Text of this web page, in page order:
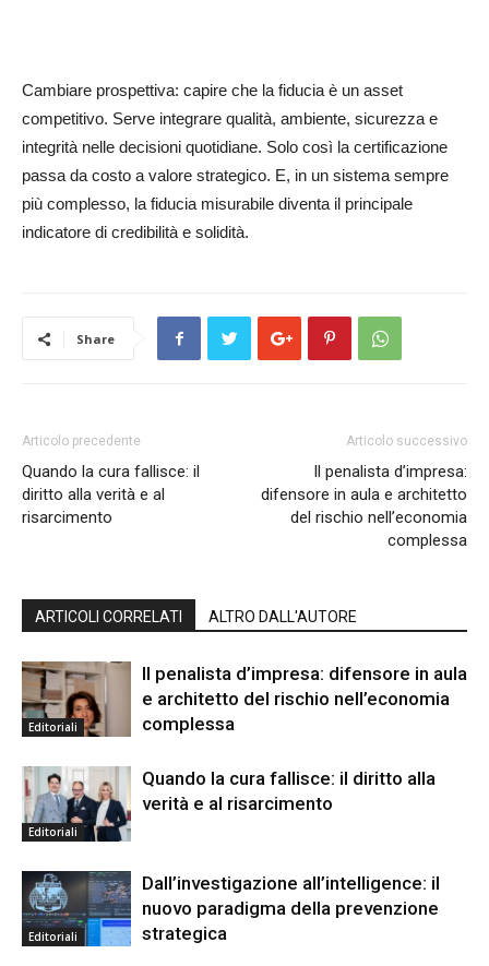
Cambiare prospettiva: capire che la fiducia è un asset
competitivo. Serve integrare qualità, ambiente, sicurezza e
integrità nelle decisioni quotidiane. Solo così la certificazione
passa da costo a valore strategico. E, in un sistema sempre
più complesso, la fiducia misurabile diventa il principale
indicatore di credibilità e solidità.
Share
Articolo precedente
Quando la cura fallisce: il
diritto alla verità e al
risarcimento
Articolo successivo
Il penalista d’impresa:
difensore in aula e architetto
del rischio nell’economia
complessa
ARTICOLI CORRELATI ALTRO DALL'AUTORE
Editoriali
Il penalista d’impresa: difensore in aula
e architetto del rischio nell’economia
complessa
Editoriali
Quando la cura fallisce: il diritto alla
verità e al risarcimento
Editoriali
Dall’investigazione all’intelligence: il
nuovo paradigma della prevenzione
strategica